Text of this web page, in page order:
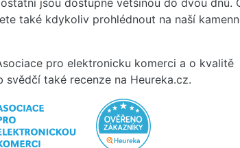
také kdykoliv prohlédnout na naší
pro elektronicku komerci a o kvalitě
svědčí také recenze na Heureka.cz.